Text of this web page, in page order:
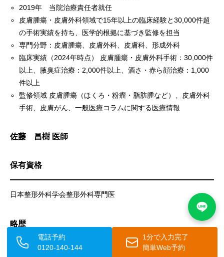
2019年 当院治療責任者就任
皮膚腫瘍・皮膚外科領域で15年以上の臨床経験と30,000件超
の手術実績を持ち、医学的根拠に基づき監修を担当
専門分野：皮膚腫瘍、皮膚外科、皮膚科、形成外科
臨床実績（2024年時点） 皮膚腫瘍・皮膚外科手術：30,000件
以上、腋臭症治療：2,000件以上、酒さ・赤ら顔治療：1,000
件以上
監修領域 皮膚腫瘍（ほくろ・粉瘤・脂肪腫など）、皮膚外科
手術、皮膚がん、一般医療コラムに関する医療情報
佐藤 昌樹 医師
保有資格
日本整形外科学会整形外科専門医
略歴
2010年 筑波大学医学専門学群医学類卒業
電話予約
0120-140-144
1分で入力完了
簡単Web予約